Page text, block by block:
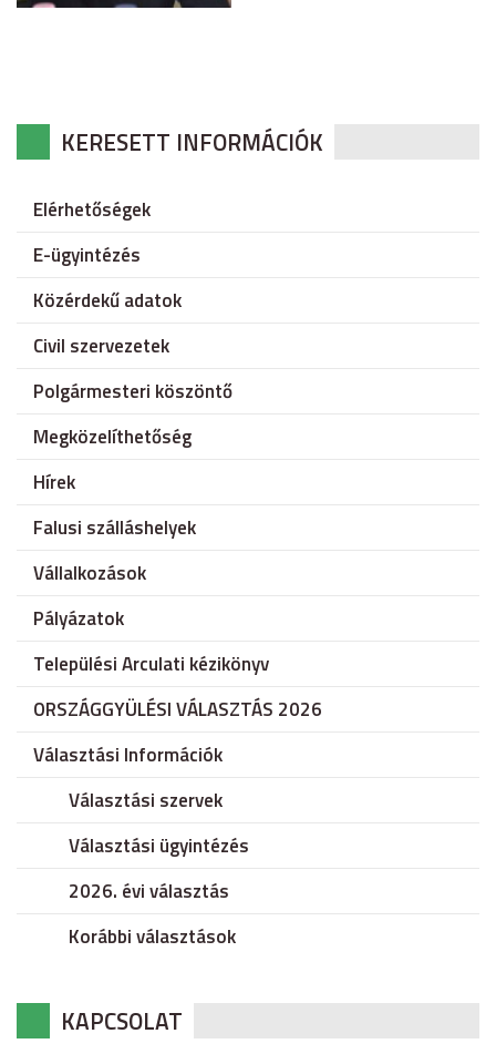
KERESETT INFORMÁCIÓK
Elérhetőségek
E-ügyintézés
Közérdekű adatok
Civil szervezetek
Polgármesteri köszöntő
Megközelíthetőség
Hírek
Falusi szálláshelyek
Vállalkozások
Pályázatok
Települési Arculati kézikönyv
ORSZÁGGYÜLÉSI VÁLASZTÁS 2026
Választási Információk
Választási szervek
Választási ügyintézés
2026. évi választás
Korábbi választások
KAPCSOLAT